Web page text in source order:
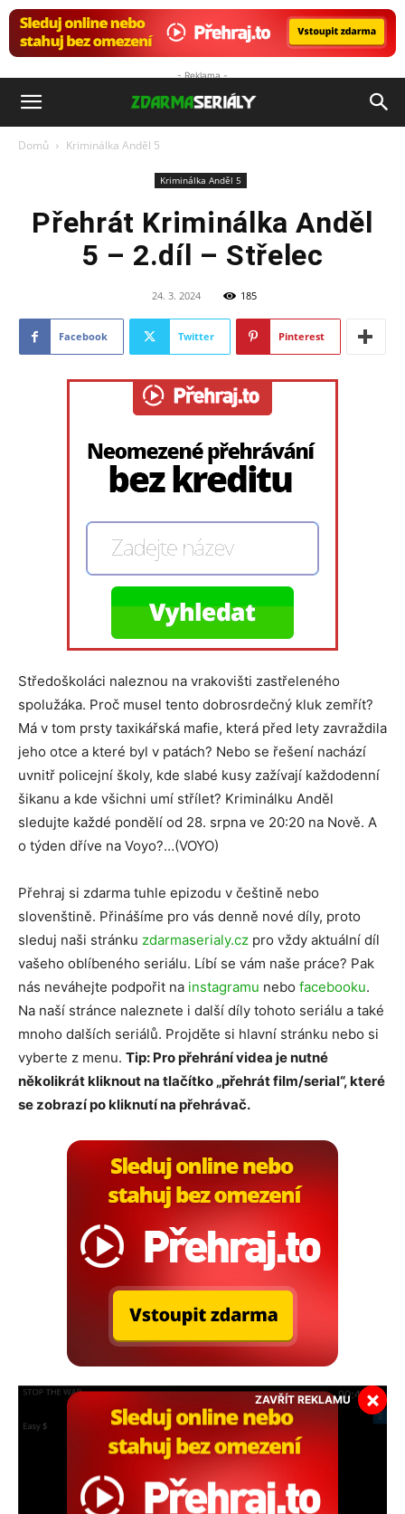
- Reklama -
ZdarmaSeriály.cz
Domů Kriminálka Anděl 5
Kriminálka Anděl 5
Přehrát Kriminálka Anděl
5 – 2.díl – Střelec
24. 3. 2024 185
Facebook Twitter Pinterest
Středoškoláci naleznou na vrakovišti zastřeleného
spolužáka. Proč musel tento dobrosrdečný kluk zemřít?
Má v tom prsty taxikářská mafie, která před lety zavraždila
jeho otce a které byl v patách? Nebo se řešení nachází
uvnitř policejní školy, kde slabé kusy zažívají každodenní
šikanu a kde všichni umí střílet? Kriminálku Anděl
sledujte každé pondělí od 28. srpna ve 20:20 na Nově. A
o týden dříve na Voyo?…(VOYO)
Přehraj si zdarma tuhle epizodu v češtině nebo
slovenštině. Přinášíme pro vás denně nové díly, proto
sleduj naši stránku zdarmaserialy.cz pro vždy aktuální díl
vašeho oblíbeného seriálu. Líbí se vám naše práce? Pak
nás neváhejte podpořit na instagramu nebo facebooku.
Na naší stránce naleznete i další díly tohoto seriálu a také
mnoho dalších seriálů. Projděte si hlavní stránku nebo si
vyberte z menu. Tip: Pro přehrání videa je nutné
několikrát kliknout na tlačítko „přehrát film/serial“, které
se zobrazí po kliknutí na přehrávač.
ZAVŘÍT REKLAMU ×